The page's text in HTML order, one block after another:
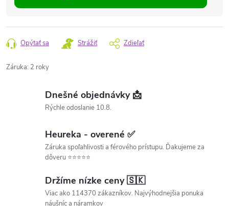
Opýtať sa Strážiť Zdieľať
Záruka: 2 roky
Dnešné objednávky 📩
Rýchle odoslanie 10.8.
Heureka - overené ✅
Záruka spoľahlivosti a férového prístupu. Ďakujeme za
dôveru ⭐⭐⭐⭐⭐
Držíme nízke ceny 🇸🇰
Viac ako 114370 zákazníkov. Najvýhodnejšia ponuka
náušníc a náramkov